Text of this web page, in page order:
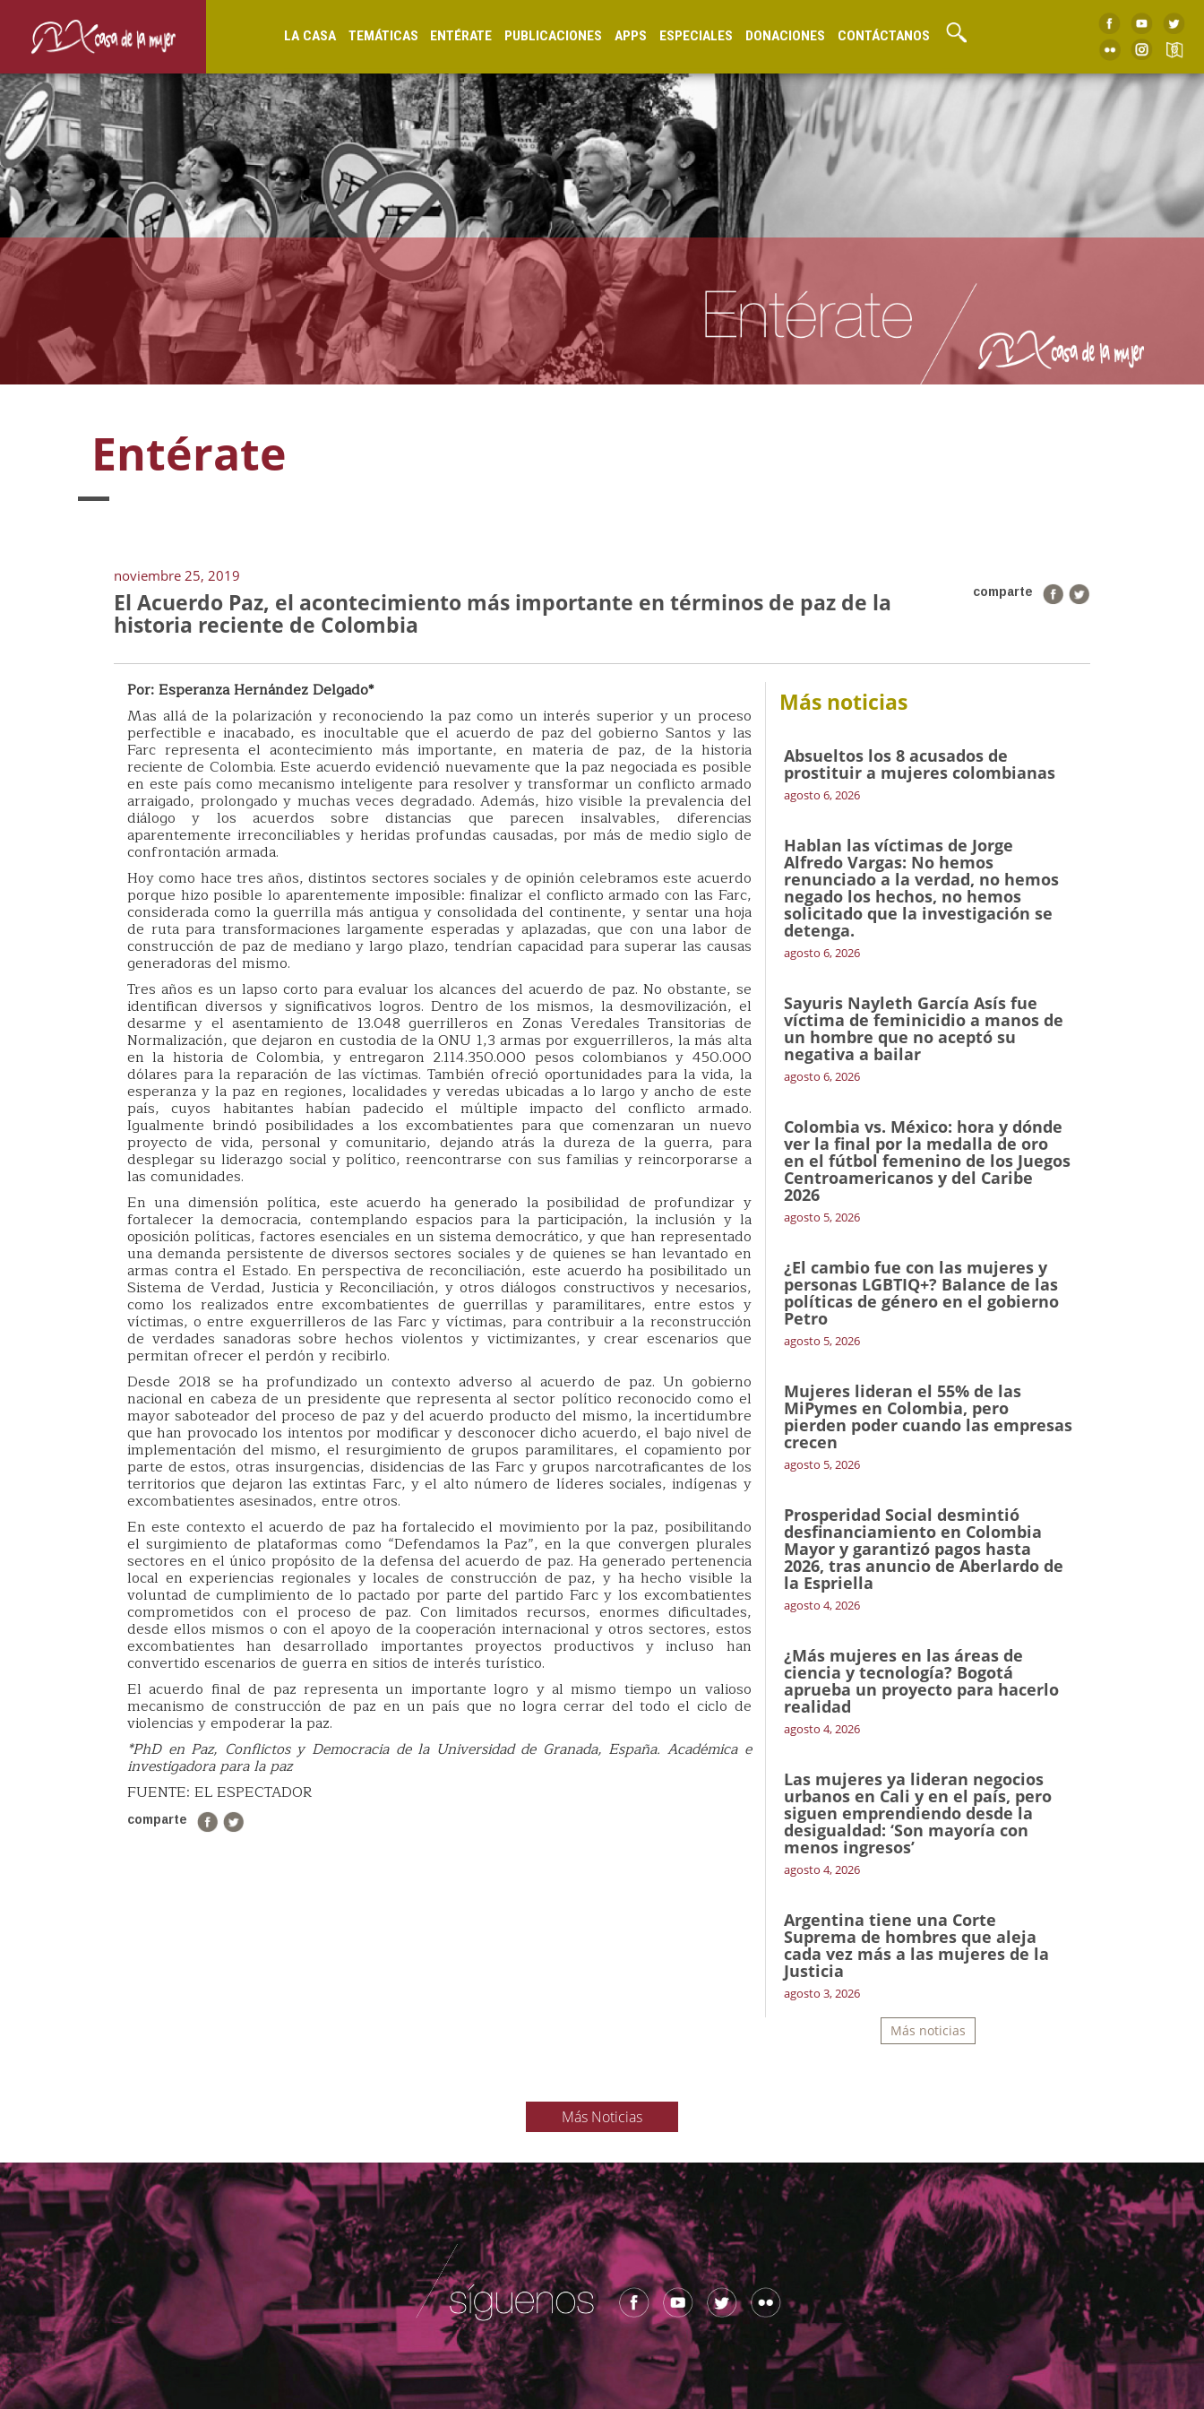
LA CASA TEMÁTICAS ENTÉRATE PUBLICACIONES APPS ESPECIALES DONACIONES CONTÁCTANOS
Entérate
noviembre 25, 2019
comparte
El Acuerdo Paz, el acontecimiento más importante en términos de paz de la
historia reciente de Colombia
Por: Esperanza Hernández Delgado*
Mas allá de la polarización y reconociendo la paz como un interés superior y un proceso
perfectible e inacabado, es inocultable que el acuerdo de paz del gobierno Santos y las
Farc representa el acontecimiento más importante, en materia de paz, de la historia
reciente de Colombia. Este acuerdo evidenció nuevamente que la paz negociada es posible
en este país como mecanismo inteligente para resolver y transformar un conflicto armado
arraigado, prolongado y muchas veces degradado. Además, hizo visible la prevalencia del
diálogo y los acuerdos sobre distancias que parecen insalvables, diferencias
aparentemente irreconciliables y heridas profundas causadas, por más de medio siglo de
confrontación armada.
Hoy como hace tres años, distintos sectores sociales y de opinión celebramos este acuerdo
porque hizo posible lo aparentemente imposible: finalizar el conflicto armado con las Farc,
considerada como la guerrilla más antigua y consolidada del continente, y sentar una hoja
de ruta para transformaciones largamente esperadas y aplazadas, que con una labor de
construcción de paz de mediano y largo plazo, tendrían capacidad para superar las causas
generadoras del mismo.
Tres años es un lapso corto para evaluar los alcances del acuerdo de paz. No obstante, se
identifican diversos y significativos logros. Dentro de los mismos, la desmovilización, el
desarme y el asentamiento de 13.048 guerrilleros en Zonas Veredales Transitorias de
Normalización, que dejaron en custodia de la ONU 1,3 armas por exguerrilleros, la más alta
en la historia de Colombia, y entregaron 2.114.350.000 pesos colombianos y 450.000
dólares para la reparación de las víctimas. También ofreció oportunidades para la vida, la
esperanza y la paz en regiones, localidades y veredas ubicadas a lo largo y ancho de este
país, cuyos habitantes habían padecido el múltiple impacto del conflicto armado.
Igualmente brindó posibilidades a los excombatientes para que comenzaran un nuevo
proyecto de vida, personal y comunitario, dejando atrás la dureza de la guerra, para
desplegar su liderazgo social y político, reencontrarse con sus familias y reincorporarse a
las comunidades.
En una dimensión política, este acuerdo ha generado la posibilidad de profundizar y
fortalecer la democracia, contemplando espacios para la participación, la inclusión y la
oposición políticas, factores esenciales en un sistema democrático, y que han representado
una demanda persistente de diversos sectores sociales y de quienes se han levantado en
armas contra el Estado. En perspectiva de reconciliación, este acuerdo ha posibilitado un
Sistema de Verdad, Justicia y Reconciliación, y otros diálogos constructivos y necesarios,
como los realizados entre excombatientes de guerrillas y paramilitares, entre estos y
víctimas, o entre exguerrilleros de las Farc y víctimas, para contribuir a la reconstrucción
de verdades sanadoras sobre hechos violentos y victimizantes, y crear escenarios que
permitan ofrecer el perdón y recibirlo.
Desde 2018 se ha profundizado un contexto adverso al acuerdo de paz. Un gobierno
nacional en cabeza de un presidente que representa al sector político reconocido como el
mayor saboteador del proceso de paz y del acuerdo producto del mismo, la incertidumbre
que han provocado los intentos por modificar y desconocer dicho acuerdo, el bajo nivel de
implementación del mismo, el resurgimiento de grupos paramilitares, el copamiento por
parte de estos, otras insurgencias, disidencias de las Farc y grupos narcotraficantes de los
territorios que dejaron las extintas Farc, y el alto número de líderes sociales, indígenas y
excombatientes asesinados, entre otros.
En este contexto el acuerdo de paz ha fortalecido el movimiento por la paz, posibilitando
el surgimiento de plataformas como “Defendamos la Paz”, en la que convergen plurales
sectores en el único propósito de la defensa del acuerdo de paz. Ha generado pertenencia
local en experiencias regionales y locales de construcción de paz, y ha hecho visible la
voluntad de cumplimiento de lo pactado por parte del partido Farc y los excombatientes
comprometidos con el proceso de paz. Con limitados recursos, enormes dificultades,
desde ellos mismos o con el apoyo de la cooperación internacional y otros sectores, estos
excombatientes han desarrollado importantes proyectos productivos y incluso han
convertido escenarios de guerra en sitios de interés turístico.
El acuerdo final de paz representa un importante logro y al mismo tiempo un valioso
mecanismo de construcción de paz en un país que no logra cerrar del todo el ciclo de
violencias y empoderar la paz.
*PhD en Paz, Conflictos y Democracia de la Universidad de Granada, España. Académica e
investigadora para la paz
FUENTE: EL ESPECTADOR
comparte
Más noticias
Absueltos los 8 acusados de
prostituir a mujeres colombianas
agosto 6, 2026
Hablan las víctimas de Jorge
Alfredo Vargas: No hemos
renunciado a la verdad, no hemos
negado los hechos, no hemos
solicitado que la investigación se
detenga.
agosto 6, 2026
Sayuris Nayleth García Asís fue
víctima de feminicidio a manos de
un hombre que no aceptó su
negativa a bailar
agosto 6, 2026
Colombia vs. México: hora y dónde
ver la final por la medalla de oro
en el fútbol femenino de los Juegos
Centroamericanos y del Caribe
2026
agosto 5, 2026
¿El cambio fue con las mujeres y
personas LGBTIQ+? Balance de las
políticas de género en el gobierno
Petro
agosto 5, 2026
Mujeres lideran el 55% de las
MiPymes en Colombia, pero
pierden poder cuando las empresas
crecen
agosto 5, 2026
Prosperidad Social desmintió
desfinanciamiento en Colombia
Mayor y garantizó pagos hasta
2026, tras anuncio de Aberlardo de
la Espriella
agosto 4, 2026
¿Más mujeres en las áreas de
ciencia y tecnología? Bogotá
aprueba un proyecto para hacerlo
realidad
agosto 4, 2026
Las mujeres ya lideran negocios
urbanos en Cali y en el país, pero
siguen emprendiendo desde la
desigualdad: ‘Son mayoría con
menos ingresos’
agosto 4, 2026
Argentina tiene una Corte
Suprema de hombres que aleja
cada vez más a las mujeres de la
Justicia
agosto 3, 2026
Más noticias
Más Noticias